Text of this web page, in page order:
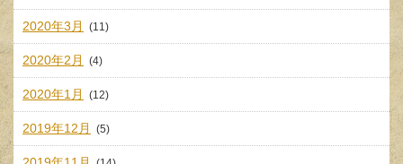
2020年3月 (11)
2020年2月 (4)
2020年1月 (12)
2019年12月 (5)